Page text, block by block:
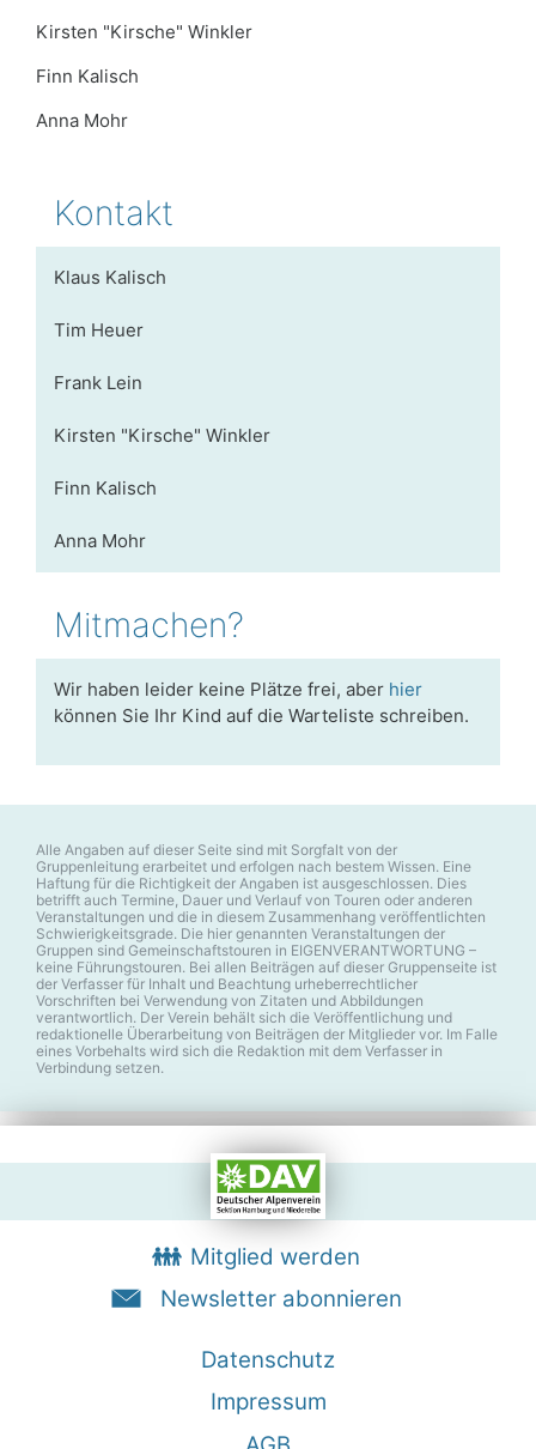
Kirsten "Kirsche" Winkler
Finn Kalisch
Anna Mohr
Kontakt
Klaus Kalisch
Tim Heuer
Frank Lein
Kirsten "Kirsche" Winkler
Finn Kalisch
Anna Mohr
Mitmachen?
Wir haben leider keine Plätze frei, aber hier
können Sie Ihr Kind auf die Warteliste schreiben.
Alle Angaben auf dieser Seite sind mit Sorgfalt von der
Gruppenleitung erarbeitet und erfolgen nach bestem Wissen. Eine
Haftung für die Richtigkeit der Angaben ist ausgeschlossen. Dies
betrifft auch Termine, Dauer und Verlauf von Touren oder anderen
Veranstaltungen und die in diesem Zusammenhang veröffentlichten
Schwierigkeitsgrade. Die hier genannten Veranstaltungen der
Gruppen sind Gemeinschaftstouren in EIGENVERANTWORTUNG –
keine Führungstouren. Bei allen Beiträgen auf dieser Gruppenseite ist
der Verfasser für Inhalt und Beachtung urheberrechtlicher
Vorschriften bei Verwendung von Zitaten und Abbildungen
verantwortlich. Der Verein behält sich die Veröffentlichung und
redaktionelle Überarbeitung von Beiträgen der Mitglieder vor. Im Falle
eines Vorbehalts wird sich die Redaktion mit dem Verfasser in
Verbindung setzen.
Mitglied werden
Newsletter abonnieren
Datenschutz
Impressum